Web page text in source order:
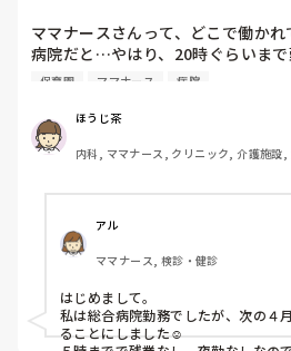
るかな？』『自分ならそこまでされ
と。
師長さんの言ってることも確かに理
てないですし、病棟での臨床経験を
気持ちがあります。
・転職する
病院も規模やいろいろ取り組んでい
みるとおもしろいですよ。ただ、転
けてもいいのかなと思います。中途
ママナースさんって、どこで働かれ
病院だと…やはり、20時ぐらいま
お迎えが間に合わないことが多くて…
保育園 ママナース 病院
ほうじ茶
内科, ママナース, クリニック, 介護施設,
アル
ママナース, 検診・健診
はじめまして。
私は総合病院勤務でしたが、次の４
ることにしました☺️